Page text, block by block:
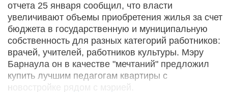
отчета 25 января сообщил, что власти
увеличивают объемы приобретения жилья за счет
бюджета в государственную и муниципальную
собственность для разных категорий работников:
врачей, учителей, работников культуры. Мэру
Барнаула он в качестве "мечтаний" предложил
купить лучшим педагогам квартиры с
новостройке рядом с мэрией.